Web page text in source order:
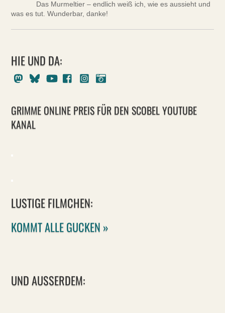
Das Murmeltier – endlich weiß ich, wie es aussieht und
was es tut. Wunderbar, danke!
HIE UND DA:
MastodonBlueskyYoutubeFacebookInstagram
GRIMME ONLINE PREIS FÜR DEN SCOBEL YOUTUBE
KANAL
LUSTIGE FILMCHEN:
KOMMT ALLE GUCKEN »
UND AUSSERDEM: